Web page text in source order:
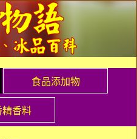
食品添加物
精香料